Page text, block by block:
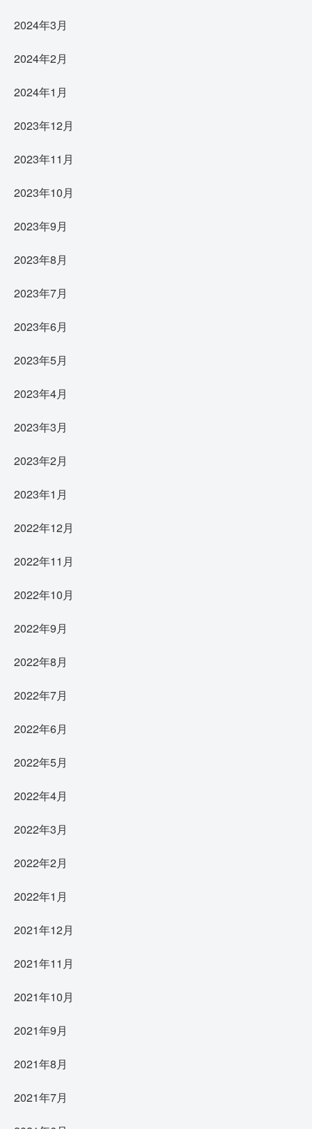
2024年3月
2024年2月
2024年1月
2023年12月
2023年11月
2023年10月
2023年9月
2023年8月
2023年7月
2023年6月
2023年5月
2023年4月
2023年3月
2023年2月
2023年1月
2022年12月
2022年11月
2022年10月
2022年9月
2022年8月
2022年7月
2022年6月
2022年5月
2022年4月
2022年3月
2022年2月
2022年1月
2021年12月
2021年11月
2021年10月
2021年9月
2021年8月
2021年7月